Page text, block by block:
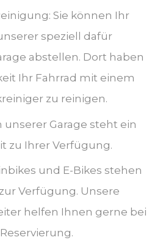
Sie können Ihr
speziell dafür
abstellen. Dort haben
Ihr Fahrrad mit einem
zu reinigen.
unserer Garage steht ein
zu Ihrer Verfügung.
und E-Bikes stehen
Verfügung. Unsere
helfen Ihnen gerne bei